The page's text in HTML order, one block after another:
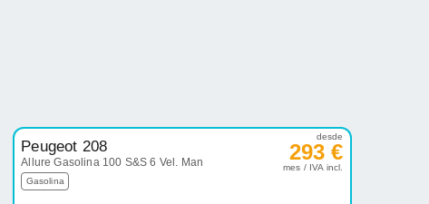
Peugeot 208
Allure Gasolina 100 S&S 6 Vel. Man
Gasolina
desde
293 €
mes / IVA incl.